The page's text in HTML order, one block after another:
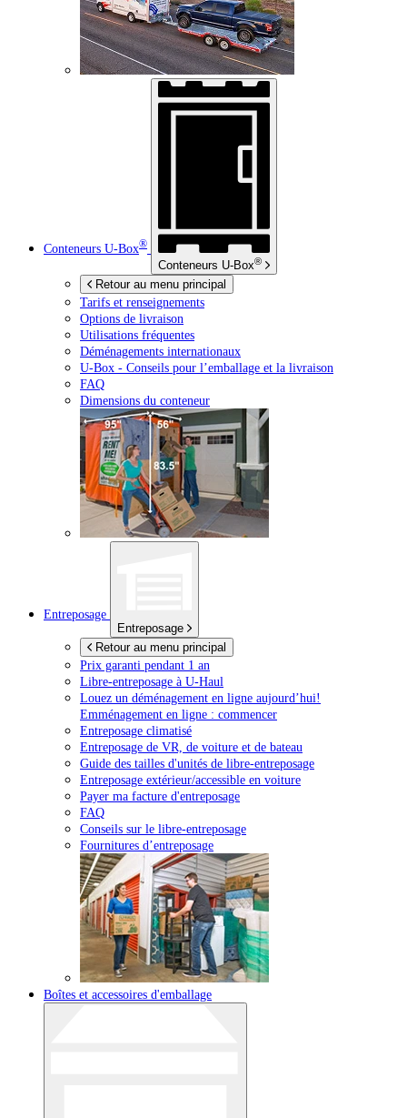
Conteneurs U-Box®
Conteneurs U-Box®
Retour au menu principal
Tarifs et renseignements
Options de livraison
Utilisations fréquentes
Déménagements internationaux
U-Box - Conseils pour l’emballage et la livraison
FAQ
Dimensions du conteneur
Entreposage
Entreposage
Retour au menu principal
Prix garanti pendant 1 an
Libre-entreposage à U-Haul
Louez un déménagement en ligne aujourd’hui!
Emménagement en ligne : commencer
Entreposage climatisé
Entreposage de VR, de voiture et de bateau
Guide des tailles d'unités de libre-entreposage
Entreposage extérieur/accessible en voiture
Payer ma facture d'entreposage
FAQ
Conseils sur le libre-entreposage
Fournitures d’entreposage
Boîtes et accessoires d'emballage